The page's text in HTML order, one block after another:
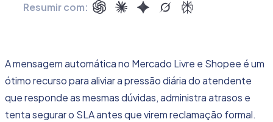
Resumir com:
A mensagem automática no Mercado Livre e Shopee é um
ótimo recurso para aliviar a pressão diária do atendente
que responde as mesmas dúvidas, administra atrasos e
tenta segurar o SLA antes que virem reclamação formal.